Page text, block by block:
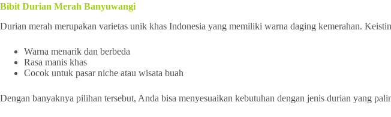
Bibit Durian Merah Banyuwangi
Durian merah merupakan varietas unik khas Indonesia yang memiliki warna daging kemerahan.
Warna menarik dan berbeda
Rasa manis khas
Cocok untuk pasar niche atau wisata buah
Dengan banyaknya pilihan tersebut, Anda bisa menyesuaikan kebutuhan dengan jenis durian yang